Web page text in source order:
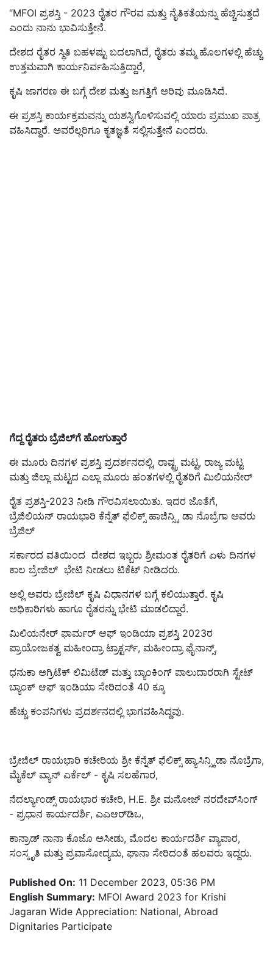
“MFOI ಪ್ರಶಸ್ತಿ - 2023 ರೈತರ ಗೌರವ ಮತ್ತು ನೈತಿಕತೆಯನ್ನು ಹೆಚ್ಚಿಸುತ್ತದೆ
ಎಂದು ನಾನು ಭಾವಿಸುತ್ತೇನೆ.
ದೇಶದ ರೈತರ ಸ್ಥಿತಿ ಬಹಳಷ್ಟು ಬದಲಾಗಿದೆ, ರೈತರು ತಮ್ಮ ಹೊಲಗಳಲ್ಲಿ ಹೆಚ್ಚು
ಉತ್ತಮವಾಗಿ ಕಾರ್ಯನಿರ್ವಹಿಸುತ್ತಿದ್ದಾರೆ,
ಕೃಷಿ ಜಾಗರಣ ಈ ಬಗ್ಗೆ ದೇಶ ಮತ್ತು ಜಗತ್ತಿಗೆ ಅರಿವು ಮೂಡಿಸಿದೆ.
ಈ ಪ್ರಶಸ್ತಿ ಕಾರ್ಯಕ್ರಮವನ್ನು ಯಶಸ್ವಿಗೊಳಿಸುವಲ್ಲಿ ಯಾರು ಪ್ರಮುಖ ಪಾತ್ರ
ವಹಿಸಿದ್ದಾರೆ. ಅವರೆಲ್ಲರಿಗೂ ಕೃತಜ್ಞತೆ ಸಲ್ಲಿಸುತ್ತೇನೆ ಎಂದರು.
ಗೆದ್ದ ರೈತರು ಬ್ರೆಜಿಲ್‌ಗೆ ಹೋಗುತ್ತಾರೆ
ಈ ಮೂರು ದಿನಗಳ ಪ್ರಶಸ್ತಿ ಪ್ರದರ್ಶನದಲ್ಲಿ, ರಾಷ್ಟ್ರ ಮಟ್ಟ, ರಾಜ್ಯ ಮಟ್ಟ
ಮತ್ತು ಜಿಲ್ಲಾ ಮಟ್ಟದ ಎಲ್ಲಾ ಮೂರು ಹಂತಗಳಲ್ಲಿ ರೈತರಿಗೆ ಮಿಲಿಯನೇರ್
ರೈತ ಪ್ರಶಸ್ತಿ-2023 ನೀಡಿ ಗೌರವಿಸಲಾಯಿತು. ಇದರ ಜೊತೆಗೆ,
ಬ್ರೆಜಿಲಿಯನ್ ರಾಯಭಾರಿ ಕೆನ್ನೆತ್ ಫೆಲಿಕ್ಸ್ ಹಾಜಿನ್ಸ್ಕಿ ಡಾ ನೊಬ್ರೆಗಾ ಅವರು
ಬ್ರೆಜಿಲ್
ಸರ್ಕಾರದ ವತಿಯಿಂದ ದೇಶದ ಇಬ್ಬರು ಶ್ರೀಮಂತ ರೈತರಿಗೆ ಏಳು ದಿನಗಳ
ಕಾಲ ಬ್ರೇಜಿಲ್‌ ಭೇಟಿ ನೀಡಲು ಟಿಕೆಟ್ ನೀಡಿದರು.
ಅಲ್ಲಿ ಅವರು ಬ್ರೇಜಿಲ್‌ ಕೃಷಿ ವಿಧಾನಗಳ ಬಗ್ಗೆ ಕಲಿಯುತ್ತಾರೆ. ಕೃಷಿ
ಅಧಿಕಾರಿಗಳು ಹಾಗೂ ರೈತರನ್ನು ಭೇಟಿ ಮಾಡಲಿದ್ದಾರೆ.
ಮಿಲಿಯನೇರ್‌ ಫಾರ್ಮರ್‌ ಆಫ್‌ ಇಂಡಿಯಾ ಪ್ರಶಸ್ತಿ 2023ರ
ಪ್ರಾಯೋಜಕತ್ವ ಮಹೀಂದ್ರಾ ಟ್ರಾಕ್ಟರ್ಸ್, ಮಹೀಂದ್ರಾ ಫೈನಾನ್ಸ್,
ಧನುಕಾ ಅಗ್ರಿಟೆಕ್ ಲಿಮಿಟೆಡ್ ಮತ್ತು ಬ್ಯಾಂಕಿಂಗ್ ಪಾಲುದಾರರಾಗಿ ಸ್ಟೇಟ್
ಬ್ಯಾಂಕ್ ಆಫ್ ಇಂಡಿಯಾ ಸೇರಿದಂತೆ 40 ಕ್ಕೂ
ಹೆಚ್ಚು ಕಂಪನಿಗಳು ಪ್ರದರ್ಶನದಲ್ಲಿ ಭಾಗವಹಿಸಿದ್ದವು.
ಬ್ರೇಜಿಲ್‌ ರಾಯಭಾರಿ ಕಚೇರಿಯ ಶ್ರೀ ಕೆನ್ನೆತ್ ಫೆಲಿಕ್ಸ್ ಹ್ಯಾಸಿನ್ಸ್ಕಿಡಾ ನೊಬ್ರೆಗಾ,
ಮೈಕೆಲ್ ವ್ಯಾನ್ ಎರ್ಕೆಲ್ - ಕೃಷಿ ಸಲಹೆಗಾರ,
ನೆದರ್ಲ್ಯಾಂಡ್ಸ್ ರಾಯಭಾರ ಕಚೇರಿ, H.E. ಶ್ರೀ ಮನೋಜ್ ನರದೇವ್‌ಸಿಂಗ್
- ಪ್ರಧಾನ ಕಾರ್ಯದರ್ಶಿ, ಎಎಆರ್‌ಡಿಒ,
ಕಾನ್ರಾಡ್ ನಾನಾ ಕೊಜೊ ಅಸೀಡು, ಮೊದಲ ಕಾರ್ಯದರ್ಶಿ ವ್ಯಾಪಾರ,
ಸಂಸ್ಕೃತಿ ಮತ್ತು ಪ್ರವಾಸೋದ್ಯಮ, ಘಾನಾ ಸೇರಿದಂತೆ ಹಲವರು ಇದ್ದರು.
Published On: 11 December 2023, 05:36 PM
English Summary: MFOI Award 2023 for Krishi
Jagaran Wide Appreciation: National, Abroad
Dignitaries Participate